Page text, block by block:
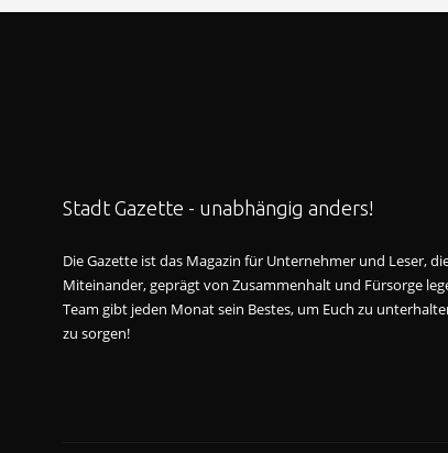
Stadt Gazette - unabhängig anders!
Die Gazette ist das Magazin für Unternehmer und Leser,
Miteinander, geprägt von Zusammenhalt und Fürsorge
Team gibt jeden Monat sein Bestes, um Euch zu
zu sorgen!